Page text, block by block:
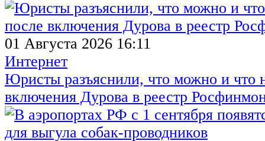
01 Августа 2026 16:11
Интернет
Юристы разъяснили, что можно и что
включения Дурова в реестр